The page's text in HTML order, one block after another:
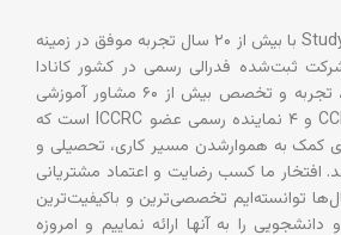
سازمان مهاجرتی Study2020 با بیش از ۲۰ سال تجربه موفق در زمینه
ثبت‌شده فدرالی رسمی در کشور کانادا
است. سرمایه ما دانش، تجربه و تخصص بیش از ۶۰ مشاور آموزشی
برجسته دارای مجوز CCEA و ۴ نماینده رسمی عضو ICCRC است که
کمک به هموارشدن مسیر کاری، تحصیلی و
افتخار ما کسب رضایت و اعتماد مشتریانی
توانسته‌ایم تخصصی‌ترین و باکیفیت‌ترین
را به آنها ارائه نماییم و امروزه